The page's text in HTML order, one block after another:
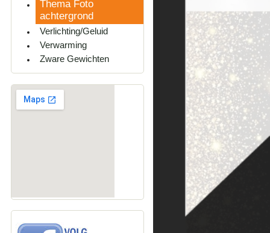
Thema Foto
achtergrond
Verlichting/Geluid
Verwarming
Zware Gewichten